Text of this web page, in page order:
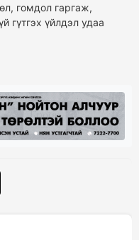
гомдол гаргаж,
гүтгэх үйлдэл удаа